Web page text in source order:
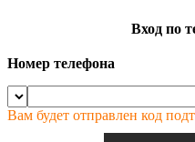
Вход по
Номер телефона
Вам будет отправлен код